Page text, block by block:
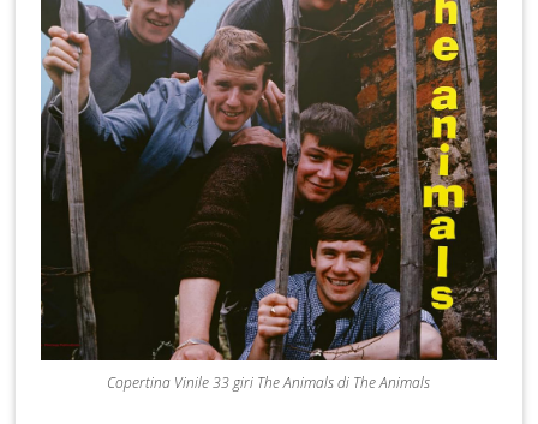
Copertina Vinile 33 giri The Animals di The Animals